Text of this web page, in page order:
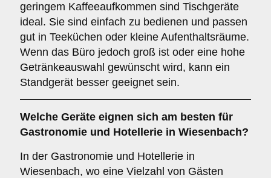
geringem Kaffeeaufkommen sind Tischgeräte
ideal. Sie sind einfach zu bedienen und passen
gut in Teeküchen oder kleine Aufenthaltsräume.
Wenn das Büro jedoch groß ist oder eine hohe
Getränkeauswahl gewünscht wird, kann ein
Standgerät besser geeignet sein.
Welche Geräte eignen sich am besten für
Gastronomie und Hotellerie in Wiesenbach?
In der Gastronomie und Hotellerie in
Wiesenbach, wo eine Vielzahl von Gästen